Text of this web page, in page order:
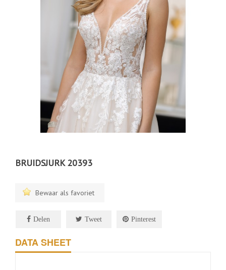
BRUIDSJURK 20393
Bewaar als favoriet
Delen Tweet Pinterest
DATA SHEET